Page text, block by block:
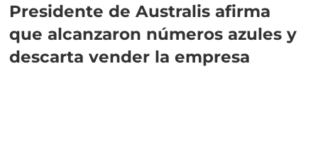
Presidente de Australis afirma
que alcanzaron números azules y
descarta vender la empresa